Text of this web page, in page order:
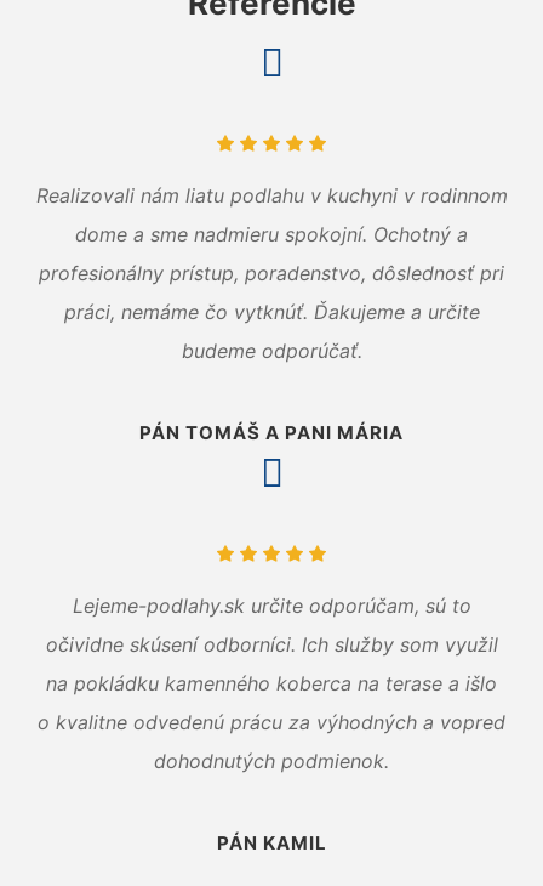
Realizovali nám liatu podlahu v kuchyni v rodinnom
dome a sme nadmieru spokojní. Ochotný a
profesionálny prístup, poradenstvo, dôslednosť pri
práci, nemáme čo vytknúť. Ďakujeme a určite
budeme odporúčať.
PÁN TOMÁŠ A PANI MÁRIA
Lejeme-podlahy.sk určite odporúčam, sú to
očividne skúsení odborníci. Ich služby som využil
na pokládku kamenného koberca na terase a išlo
o kvalitne odvedenú prácu za výhodných a vopred
dohodnutých podmienok.
PÁN KAMIL